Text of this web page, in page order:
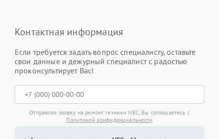
Контактная информация
Если требуется задать вопрос специалисту, оставьте
свои данные и дежурный специалист с радостью
проконсультирует Вас!
Отправляя заявку на ремонт техники NEC, Вы соглашаетесь с
Политикой конфиденциальности